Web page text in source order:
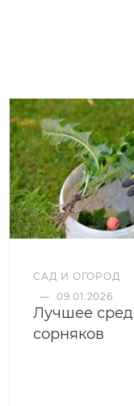
САД И ОГОРОД
— 09.01.2026
Лучшее
сорняков